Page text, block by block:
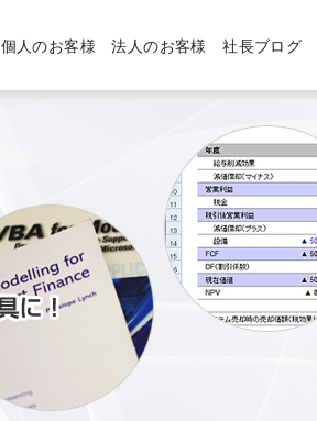
個人のお客様 法人のお客様 社長ブログ